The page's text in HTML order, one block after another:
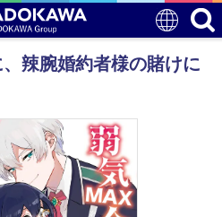
辣腕婚約者様の賭けに